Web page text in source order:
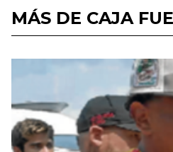
MÁS DE CAJA